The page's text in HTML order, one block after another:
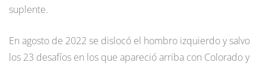
suplente.
En agosto de 2022 se dislocó el hombro izquierdo y salvo
los 23 desafíos en los que apareció arriba con Colorado y